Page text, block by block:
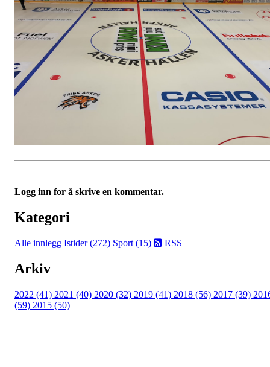
Logg inn for å skrive en kommentar.
Kategori
Alle innlegg Istider (272) Sport (15) RSS
Arkiv
2022 (41) 2021 (40) 2020 (32) 2019 (41) 2018 (56) 2017 (39)
(59) 2015 (50)